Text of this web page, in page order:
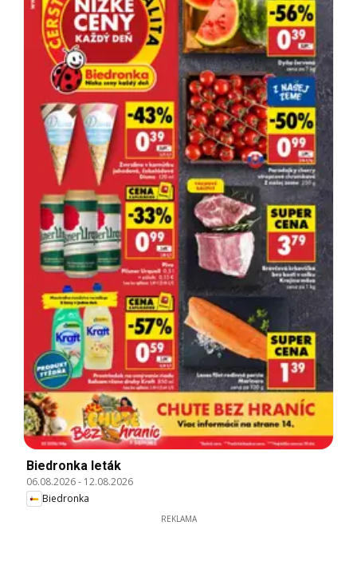
Biedronka leták
06.08.2026- 12.08.2026
Biedronka
REKLAMA